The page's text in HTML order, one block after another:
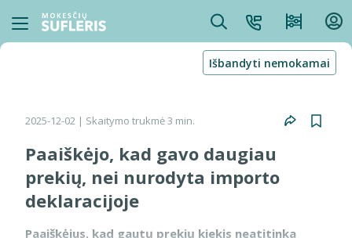
Išbandyti nemokamai
2025-12-02 | Skaitymo trukmė 3 min.
Paaiškėjo, kad gavo daugiau
prekių, nei nurodyta importo
deklaracijoje
Paaiškėjus, kad gautų prekių kiekis neatitinka